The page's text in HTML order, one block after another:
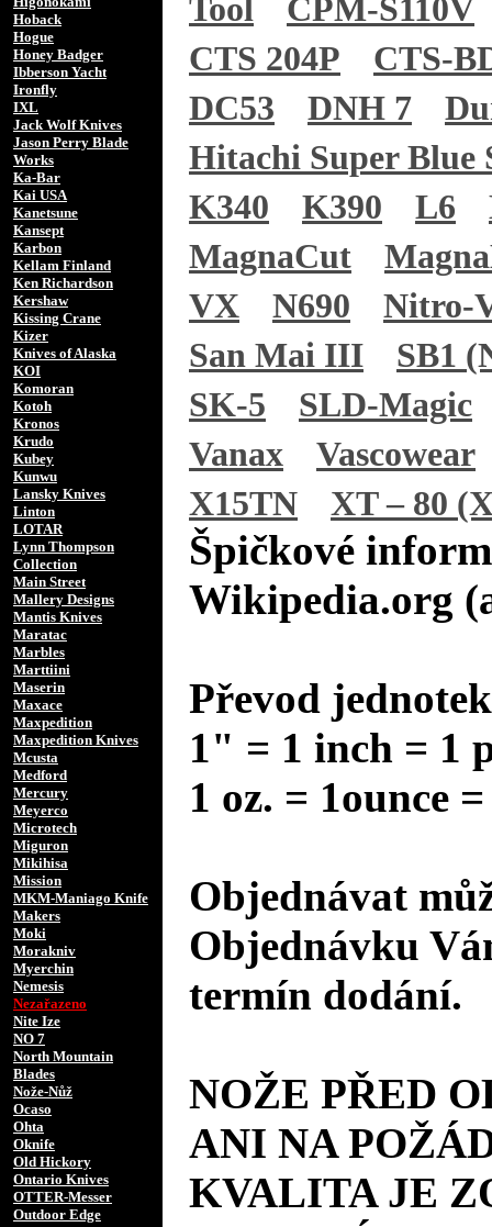
Hoback
Hogue
Honey Badger
Ibberson Yacht
Ironfly
IXL
Jack Wolf Knives
Jason Perry Blade
Works
Ka-Bar
Kai USA
Kanetsune
Kansept
Karbon
Kellam Finland
Ken Richardson
Kershaw
Kissing Crane
Kizer
Knives of Alaska
KOI
Komoran
Kotoh
Kronos
Krudo
Kubey
Kunwu
Lansky Knives
Linton
LOTAR
Lynn Thompson
Collection
Main Street
Mallery Designs
Mantis Knives
Maratac
Marbles
Marttiini
Maserin
Maxace
Maxpedition
Maxpedition Knives
Mcusta
Medford
Mercury
Meyerco
Microtech
Miguron
Mikihisa
Mission
MKM-Maniago Knife
Makers
Moki
Morakniv
Myerchin
Nemesis
Nezařazeno
Nite Ize
NO 7
North Mountain
Blades
Nože-Nůž
Ocaso
Ohta
Oknife
Old Hickory
Ontario Knives
OTTER-Messer
Outdoor Edge
Tool
CPM-S110V
CTS 204P
CTS-
DC53
DNH 7
Hitachi Super Blue
K340
K390 L6
MagnaCut
VX
N690
Nitro-
San Mai III
SB1
SK-5
SLD-Magic
Vanax
Vascowear
X15TN
XT – 80
Špičkové
Wikipedia.org
Převod
1" = 1 inch = 1
1 oz. = 1ounce
Objednávat
Objednávku
termín dodání.
NOŽE PŘED
ANI NA
KVALITA JE